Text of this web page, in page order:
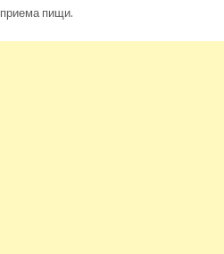
приема пищи.